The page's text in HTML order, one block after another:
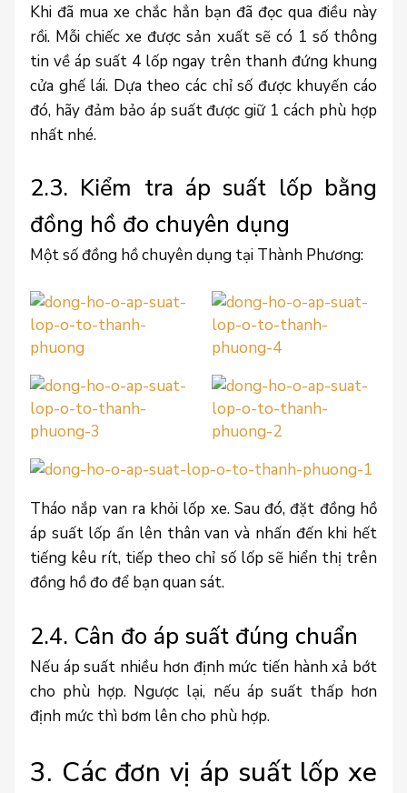
Khi đã mua xe chắc hẳn bạn đã đọc qua điều này
rồi. Mỗi chiếc xe được sản xuất sẽ có 1 số thông
tin về áp suất 4 lốp ngay trên thanh đứng khung
cửa ghế lái. Dựa theo các chỉ số được khuyến cáo
đó, hãy đảm bảo áp suất được giữ 1 cách phù hợp
nhất nhé.
2.3. Kiểm tra áp suất lốp bằng
đồng hồ đo chuyên dụng
Một số đồng hồ chuyên dụng tại Thành Phương:
Tháo nắp van ra khỏi lốp xe. Sau đó, đặt đồng hồ
áp suất lốp ấn lên thân van và nhấn đến khi hết
tiếng kêu rít, tiếp theo chỉ số lốp sẽ hiển thị trên
đồng hồ đo để bạn quan sát.
2.4. Cân đo áp suất đúng chuẩn
Nếu áp suất nhiều hơn định mức tiến hành xả bớt
cho phù hợp. Ngược lại, nếu áp suất thấp hơn
định mức thì bơm lên cho phù hợp.
3. Các đơn vị áp suất lốp xe